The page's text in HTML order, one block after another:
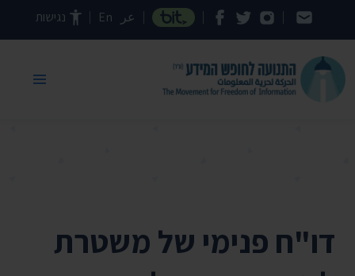
דילוג לתוכן העמוד عر En נגישות
דו"ח פנימי של משטרת